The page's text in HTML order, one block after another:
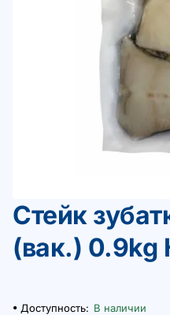
Стейк
(вак.) 0.9kg
Доступность: В наличии